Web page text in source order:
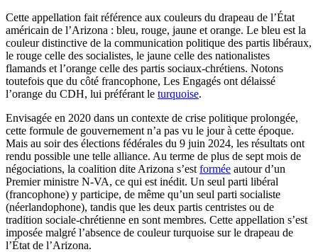
Cette appellation fait référence aux couleurs du drapeau de l’État
américain de l’Arizona : bleu, rouge, jaune et orange. Le bleu est la
couleur distinctive de la communication politique des partis libéraux,
le rouge celle des socialistes, le jaune celle des nationalistes
flamands et l’orange celle des partis sociaux-chrétiens. Notons
toutefois que du côté francophone, Les Engagés ont délaissé
l’orange du CDH, lui préférant le turquoise.
Envisagée en 2020 dans un contexte de crise politique prolongée,
cette formule de gouvernement n’a pas vu le jour à cette époque.
Mais au soir des élections fédérales du 9 juin 2024, les résultats ont
rendu possible une telle alliance. Au terme de plus de sept mois de
négociations, la coalition dite Arizona s’est formée autour d’un
Premier ministre N-VA, ce qui est inédit. Un seul parti libéral
(francophone) y participe, de même qu’un seul parti socialiste
(néerlandophone), tandis que les deux partis centristes ou de
tradition sociale-chrétienne en sont membres. Cette appellation s’est
imposée malgré l’absence de couleur turquoise sur le drapeau de
l’État de l’Arizona.